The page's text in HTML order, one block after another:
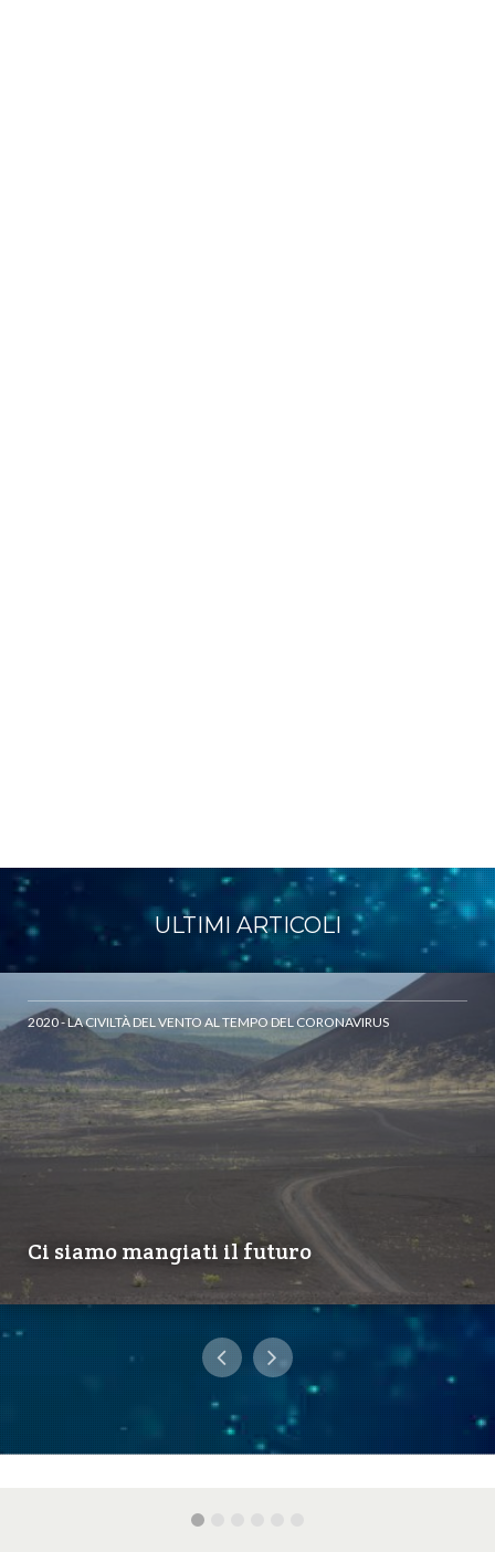
ULTIMI ARTICOLI
2020 - LA CIVILTÀ DEL VENTO AL TEMPO DEL CORONAVIRUS
Ci siamo mangiati il futuro